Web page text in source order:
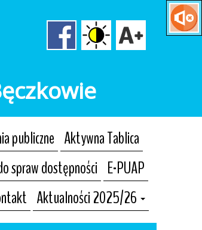
publiczne Aktywna Tablica
spraw dostępności E-PUAP
Aktualności 2025/26